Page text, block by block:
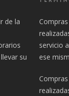
de la
su
servicio
ese